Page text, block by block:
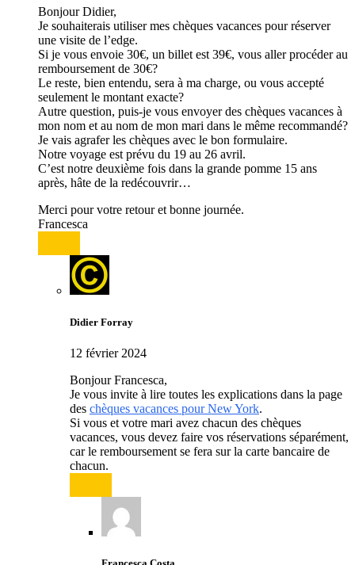
Bonjour Didier,
Je souhaiterais utiliser mes chèques vacances pour réserver
une visite de l’edge.
Si je vous envoie 30€, un billet est 39€, vous aller procéder au
remboursement de 30€?
Le reste, bien entendu, sera à ma charge, ou vous accepté
seulement le montant exacte?
Autre question, puis-je vous envoyer des chèques vacances à
mon nom et au nom de mon mari dans le même recommandé?
Je vais agrafer les chèques avec le bon formulaire.
Notre voyage est prévu du 19 au 26 avril.
C’est notre deuxième fois dans la grande pomme 15 ans
après, hâte de la redécouvrir…
Merci pour votre retour et bonne journée.
Francesca
Didier Forray
12 février 2024
Bonjour Francesca,
Je vous invite à lire toutes les explications dans la page
des chèques vacances pour New York.
Si vous et votre mari avez chacun des chèques
vacances, vous devez faire vos réservations séparément,
car le remboursement se fera sur la carte bancaire de
chacun.